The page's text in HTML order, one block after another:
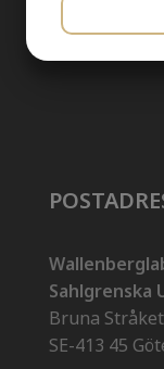
Sahlgrenska
Bruna
SE-413 45